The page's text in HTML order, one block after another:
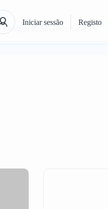
Iniciar sessão Registo
Energias Renováveis, Lda.